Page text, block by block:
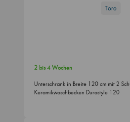
Toro
2 bis 4 Wochen
Unterschrank in Breite 120 cm mit 2
Keramikwaschbecken Durastyle 120